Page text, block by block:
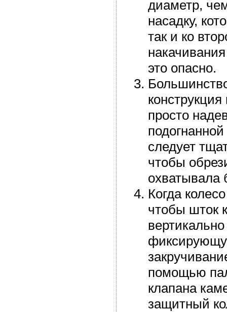
диаметр,
насадку,
так и ко
это опасно.
просто
следует
чтобы
охватывала
Когда
чтобы шток
помощью
клапана
защитный